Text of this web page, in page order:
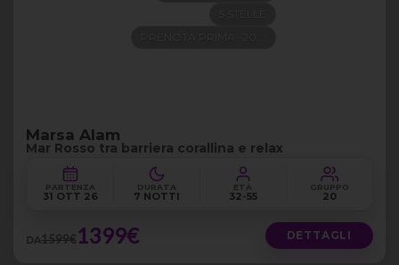
Marsa Alam
Mar Rosso tra barriera corallina e relax
PARTENZA
31 OTT 26
DURATA
7 NOTTI
ETÀ
32-55
GRUPPO
20
DA1599€1399€ DETTAGLI